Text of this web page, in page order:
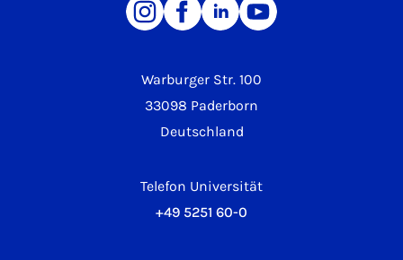
Warburger Str. 100
33098 Paderborn
Deutschland
Telefon Universität
+49 5251 60-0